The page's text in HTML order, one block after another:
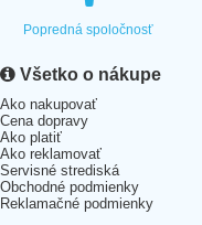
Popredná spoločnosť
Všetko o nákupe
Ako nakupovať
Cena dopravy
Ako platiť
Ako reklamovať
Servisné strediská
Obchodné podmienky
Reklamačné podmienky